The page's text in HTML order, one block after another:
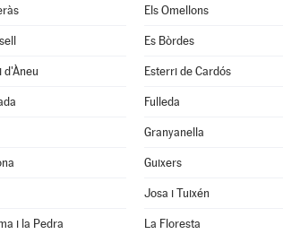
Els Omellons
Es Bòrdes
d'Àneu Esterri de Cardós
Fulleda
Granyanella
Guixers
Josa i Tuixén
i la Pedra La Floresta